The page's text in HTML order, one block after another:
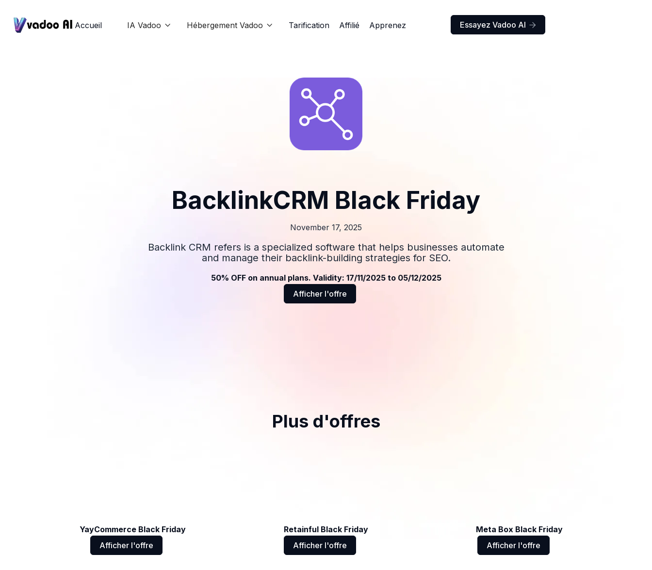
Accueil IA Vadoo  Hébergement Vadoo  Tarification Affilié Apprenez Essayez Vadoo AI 
BacklinkCRM Black Friday
November 17, 2025
Backlink CRM refers is a specialized software that helps businesses automate
and manage their backlink-building strategies for SEO.
50% OFF on annual plans. Validity: 17/11/2025 to 05/12/2025
Afficher l'offre
Plus d'offres
YayCommerce Black Friday
Afficher l'offre
Retainful Black Friday
Afficher l'offre
Meta Box Black Friday
Afficher l'offre